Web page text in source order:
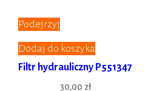
Podejrzyj
Dodaj do koszyka
Filtr hydrauliczny P551347
30,00 zł